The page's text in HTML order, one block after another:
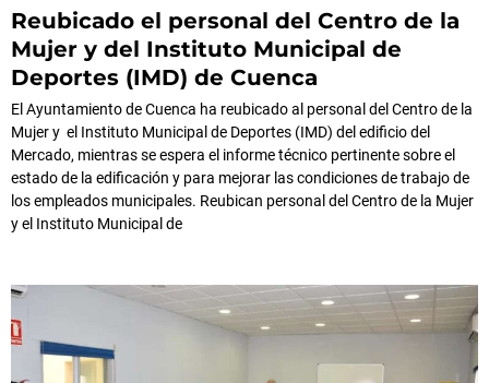
Reubicado el personal del Centro de la
Mujer y del Instituto Municipal de
Deportes (IMD) de Cuenca
El Ayuntamiento de Cuenca ha reubicado al personal del Centro de la
Mujer y el Instituto Municipal de Deportes (IMD) del edificio del
Mercado, mientras se espera el informe técnico pertinente sobre el
estado de la edificación y para mejorar las condiciones de trabajo de
los empleados municipales. Reubican personal del Centro de la Mujer
y el Instituto Municipal de